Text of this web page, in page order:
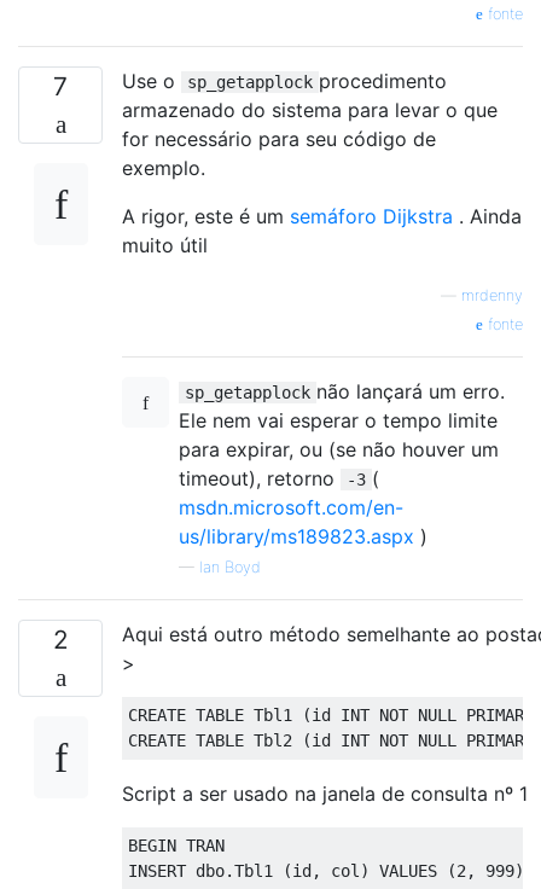
fonte
7 Use o sp_getapplock procedimento
armazenado do sistema para levar o que
for necessário para seu código de
exemplo.
A rigor, este é um semáforo Dijkstra . Ainda
muito útil
mrdenny
fonte
sp_getapplock não lançará um erro.
Ele nem vai esperar o tempo limite
para expirar, ou (se não houver um
timeout), retorno
-3 (
msdn.microsoft.com/en-
us/library/ms189823.aspx )
— Ian Boyd
2
Aqui está outro método semelhante ao
>
CREATE TABLE Tbl1 (id INT NOT NULL
PRIMARY
CREATE TABLE Tbl2 (id INT NOT NULL PRIMARY
Script a ser usado na janela de consulta nº 1
BEGIN TRAN
INSERT dbo.Tbl1 (id , col ) VALUES (2 , 999)